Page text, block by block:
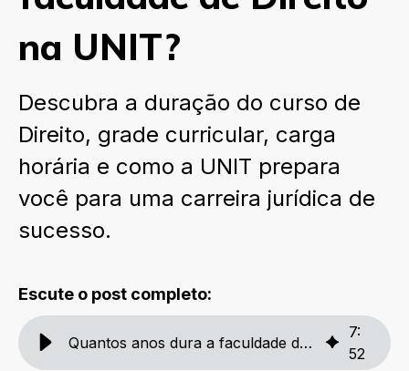
na UNIT?
Descubra a duração do curso de
Direito, grade curricular, carga
horária e como a UNIT prepara
você para uma carreira jurídica de
sucesso.
Escute o post completo:
Quantos anos dura a faculdade de Direito na UNIT?
7:
52